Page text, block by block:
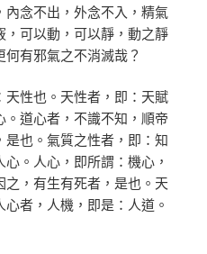
念不出，外念不入，精氣
可以動，可以靜，動之靜
有邪氣之不消滅哉？
性也。天性者，即：天賦
道心者，不識不知，順帝
也。氣質之性者，即：知
。人心，即所謂：機心，
，有生有死者，是也。天
者，人機，即是：人道。